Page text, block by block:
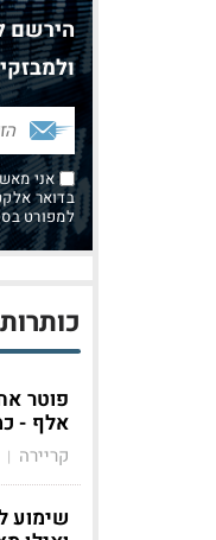
הירשם
אני
בדואר
למפורט בסעיף 10
אלף -
קריירה |
שימוע